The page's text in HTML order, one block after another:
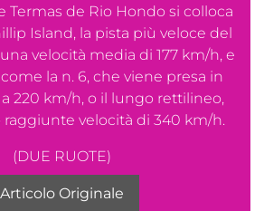
Termas de Rio Hondo si colloca
Island, la pista più veloce del
velocità media di 177 km/h, e
la n. 6, che viene presa in
220 km/h, o il lungo rettilineo,
velocità di 340 km/h.
(DUE RUOTE)
Articolo Originale